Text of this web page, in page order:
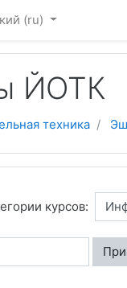
‎(ru)‎
ЙОТК
техника
курсов: